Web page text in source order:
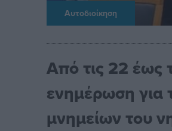
Αυτοδιοίκηση
Από τις 22 έως
ενημέρωση για
μνημείων του